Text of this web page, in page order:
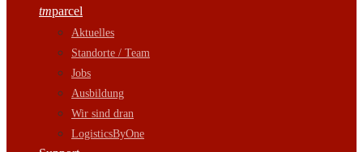
tmparcel
Aktuelles
Standorte / Team
Jobs
Ausbildung
Wir sind dran
LogisticsByOne